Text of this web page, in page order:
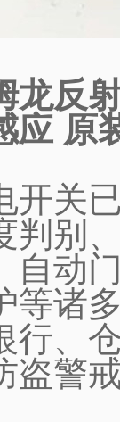
龙反
应 原
开关
判别
自动
等诸
行、
盗警